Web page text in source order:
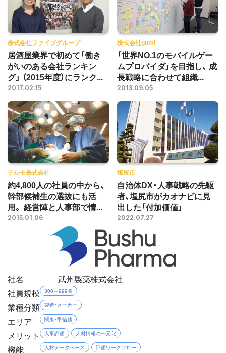
株式会社ファイブグループ
居酒屋業界で初めて「働き
がいのある会社ランキン
グ」 （2015年度）にランク...
2017.02.15
株式会社gumi
「世界NO.1のモバイルゲー
ムプロバイダ」を目指し、 成
長戦略に合わせて組織...
2013.09.05
テルモ株式会社
約4,800人の社員の中から、
幹部候補生の選抜にも活
用。 経営陣と人事部で情...
2015.01.06
塩尻市
自治体DX・人事戦略の先駆
者、塩尻市がカオナビに見
出した「付加価値」
2022.07.27
社名
武州製薬株式会社
社員規模
300～999名
業種分類 製造・メーカー
エリア 関東・甲信越
メリット 人事評価 人材情報の一元化
機能 人材データベース 評価ワークフロー